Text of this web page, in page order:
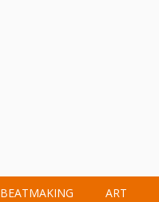
BEATMAKING ART